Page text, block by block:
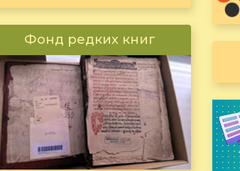
Фонд редких книг